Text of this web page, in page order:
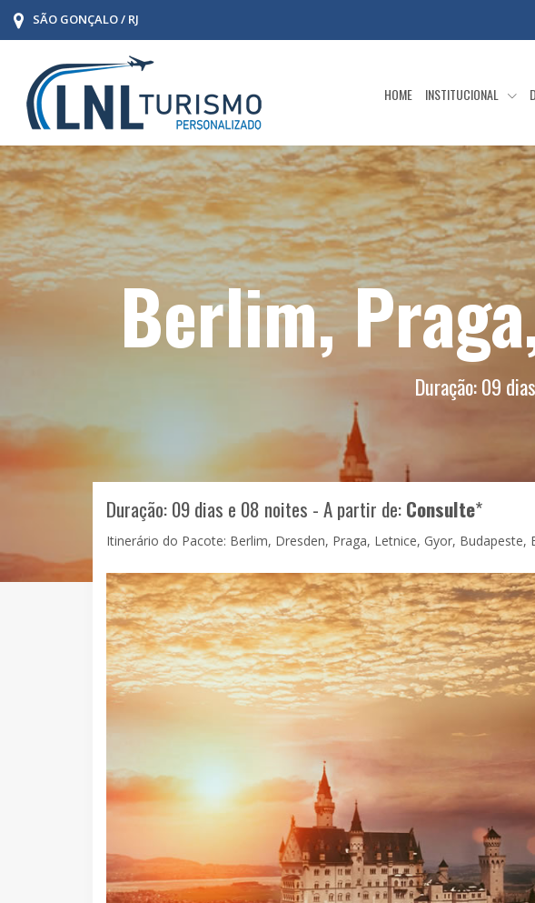
SÃO GONÇALO / RJ
HOME INSTITUCIONAL
Berlim,
Duração: 09
Duração: 09 dias e 08 noites - A partir de:Consulte*
Itinerário do Pacote: Berlim, Dresden, Praga, Letnice, Gyor, Budapeste,